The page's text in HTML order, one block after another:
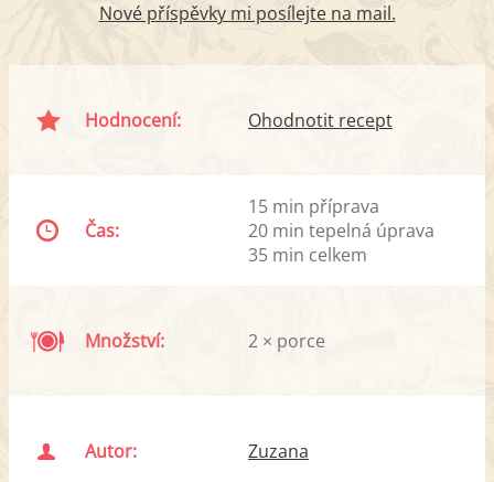
Nové příspěvky mi posílejte na mail.
Hodnocení: Ohodnotit recept
Čas:
15 min příprava
20 min tepelná úprava
35 min celkem
Množství: 2 × porce
Autor: Zuzana